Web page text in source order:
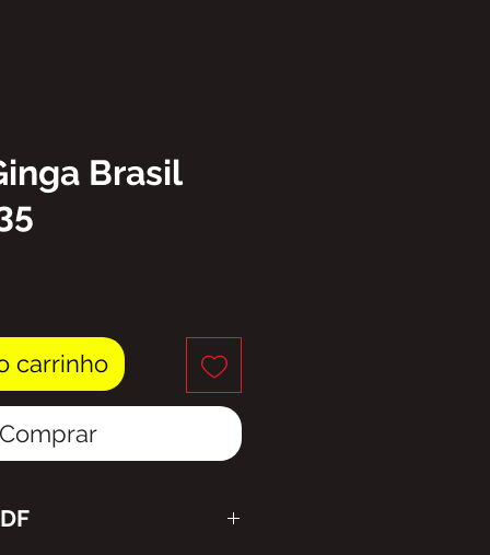
Brasil
carrinho
Comprar